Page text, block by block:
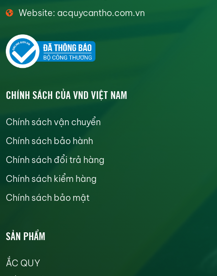
Website: acquycantho.com.vn
CHÍNH SÁCH CỦA VND VIỆT NAM
Chính sách vận chuyển
Chính sách bảo hành
Chính sách đổi trả hàng
Chính sách kiểm hàng
Chính sách bảo mật
SẢN PHẨM
ẮC QUY